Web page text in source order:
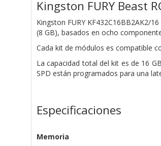
Kingston FURY Beast
Kingston FURY KF432C16BB2AK2/
(8 GB), basados ​​en ocho
Cada kit de módulos es compatible
La capacidad total del kit es de 16
SPD están programados para una
Especificaciones
Memoria